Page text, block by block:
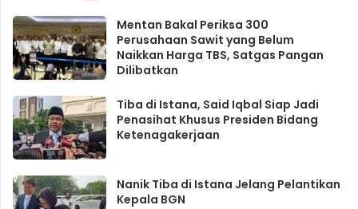
Mentan Bakal Periksa 300
Perusahaan Sawit yang Belum
Naikkan Harga TBS, Satgas Pangan
Dilibatkan
Tiba di Istana, Said Iqbal Siap Jadi
Penasihat Khusus Presiden Bidang
Ketenagakerjaan
Nanik Tiba di Istana Jelang Pelantikan
Kepala BGN